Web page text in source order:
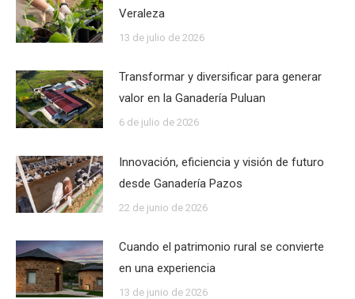
Veraleza
13 de julio de 2026
Transformar y diversificar para generar
valor en la Ganadería Puluan
6 de julio de 2026
Innovación, eficiencia y visión de futuro
desde Ganadería Pazos
22 de junio de 2026
Cuando el patrimonio rural se convierte
en una experiencia
13 de junio de 2026